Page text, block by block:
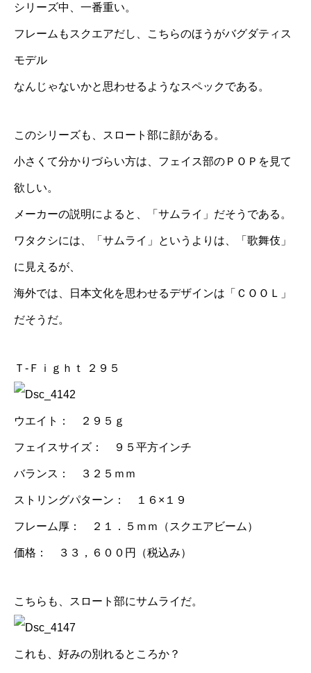
シリーズ中、一番重い。
フレームもスクエアだし、こちらのほうがバグダティス
モデル
なんじゃないかと思わせるようなスペックである。
このシリーズも、スロート部に顔がある。
小さくて分かりづらい方は、フェイス部のＰＯＰを見て
欲しい。
メーカーの説明によると、「サムライ」だそうである。
ワタクシには、「サムライ」というよりは、「歌舞伎」
に見えるが、
海外では、日本文化を思わせるデザインは「ＣＯＯＬ」
だそうだ。
Ｔ-Ｆｉｇｈｔ ２９５
ウエイト： ２９５ｇ
フェイスサイズ： ９５平方インチ
バランス： ３２５ｍｍ
ストリングパターン： １６×１９
フレーム厚： ２１．５ｍｍ（スクエアビーム）
価格： ３３，６００円（税込み）
こちらも、スロート部にサムライだ。
これも、好みの別れるところか？